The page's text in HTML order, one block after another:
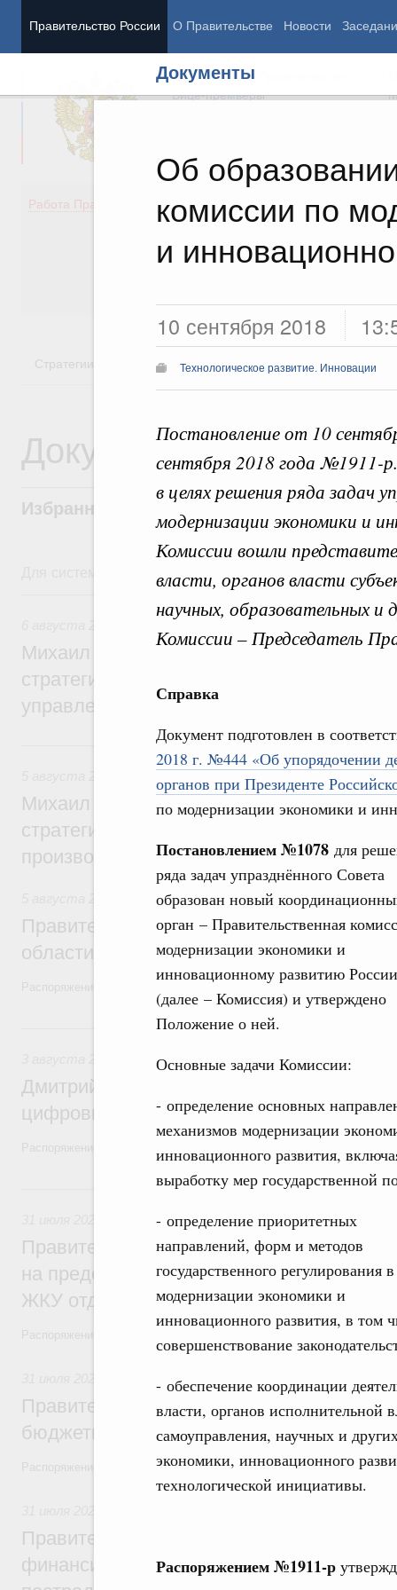
Правительство России О Правительстве Новости
Документы
Об
комиссии по
и
10 сентября 2018
Технологическое развитие. Инновации
Постановление от 10
сентября 2018 года №1911-
в целях решения ряда задач
модернизации экономики и
Комиссии вошли
власти, органов власти
научных, образовательных и
Комиссии – Председатель
Справка
Документ подготовлен в
2018 г. №444 «Об упорядочении
органов при Президенте
по модернизации экономики и
Постановлением №1078 для
ряда задач упразднённого Совета
образован новый
орган – Правительственная
модернизации экономики и
инновационному развитию России
(далее – Комиссия) и утверждено
Положение о ней.
Основные задачи Комиссии:
- определение основных
механизмов модернизации
инновационного развития,
выработку мер государственной
- определение приоритетных
направлений, форм и методов
государственного регулирования
модернизации экономики и
инновационного развития, в том
совершенствование
- обеспечение координации
власти, органов исполнительной
самоуправления, научных и
экономики, инновационного
технологической инициативы.
Распоряжением №1911-р
Председатель Правительства
Вице-премьеры
Работа Правительства
Демография
Здоровье
Культура
Стратегии Государственные программы
Документы
Избранные документы со справками к
Для системного поиска перейдите в раздел "Поиск по
6 августа, четверг
Михаил Мишустин дал поручения по
стратегической сессии о
управления научно-технологическим
5 августа, среда
Вопросы производительности труда и
Михаил Мишустин дал поручения по
стратегической сессии, посвящённой
производительности труда
Национальный проект «Экологическое
Правительство увеличило объём
области в рамках федерального
Распоряжение от 3 августа 2026 года №2067-р
3 августа, понедельник
Регулирование в сфере торговли.
Дмитрий Григоренко возглавил штаб по
цифровых платформ
31 июля, пятница
Социальная поддержка отдельных
Правительство направит регионам
на предоставление мер социальной
ЖКУ отдельным категориям граждан
Бюджеты субъектов Федерации.
Правительство спишет часть
бюджетным кредитам ещё двум
Распоряжение от 29 июля 2026 года №2016-р
Правительство выделило
финансирование Дагестану и Чечне на